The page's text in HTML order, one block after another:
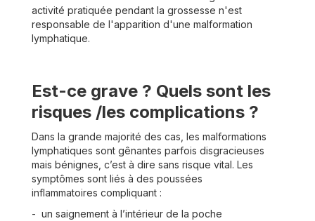
activité pratiquée pendant la grossesse n'est
responsable de l'apparition d'une malformation
lymphatique.
Est-ce grave ? Quels sont les
risques /les complications ?
Dans la grande majorité des cas, les malformations
lymphatiques sont gênantes parfois disgracieuses
mais bénignes, c’est à dire sans risque vital. Les
symptômes sont liés à des poussées
inflammatoires compliquant :
- un saignement à l’intérieur de la poche